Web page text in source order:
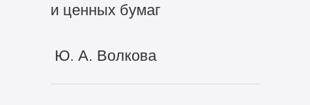
и ценных бумаг
Ю. А. Волкова